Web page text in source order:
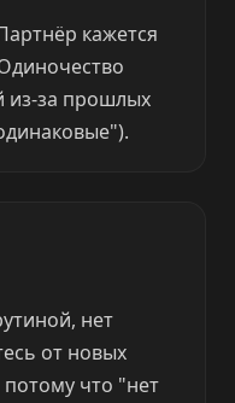
кажется
из-за прошлых
нет
от новых
что "нет